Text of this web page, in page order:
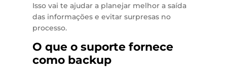
Isso vai te ajudar a planejar melhor a saída
das informações e evitar surpresas no
processo.
O que o suporte fornece
como backup